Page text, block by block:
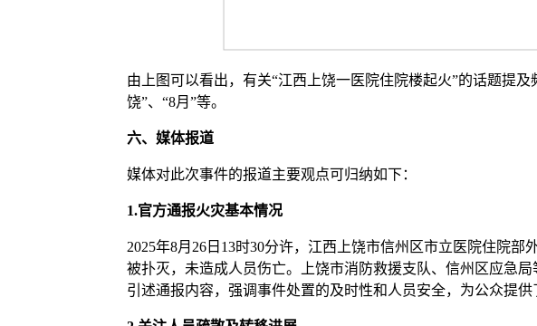
由上图可以看出，有关“江西上饶一医院住院楼起火”的话题提及
饶”、“8月”等。
六、媒体报道
媒体对此次事件的报道主要观点可归纳如下：
1.官方通报火灾基本情况
2025年8月26日13时30分许，江西上饶市信州区市立医院住院
被扑灭，未造成人员伤亡。上饶市消防救援支队、信州区应急
引述通报内容，强调事件处置的及时性和人员安全，为公众提供